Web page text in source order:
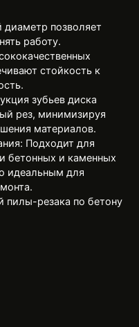
позволяет
работу.
стойкость к
зубьев диска
рез, минимизируя
материалов.
Подходит для
бетонных и каменных
идеальным для
пилы-резака по бетону